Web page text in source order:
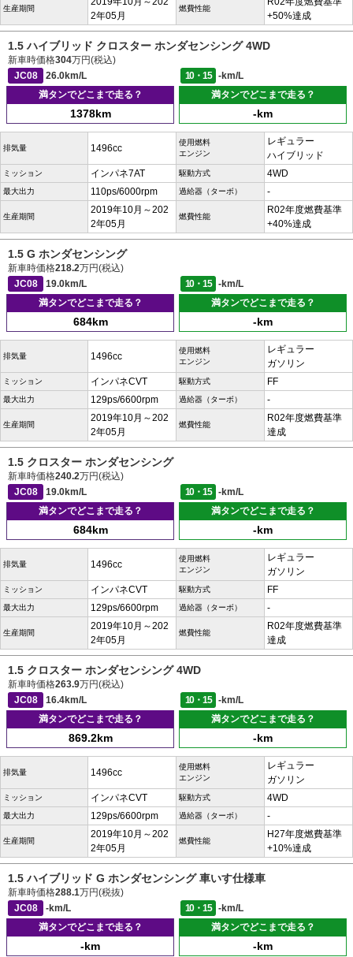
生産期間
2年05月
燃費性能
+50%達成
1.5 ハイブリッド クロスター ホンダセンシング 4WD
新車時価格304万円(税込)
JC08
26.0km/L 10・15
-km/L
満タンでどこまで走る？
1378km
満タンでどこまで走る？
-km
排気量 1496cc
使用燃料
エンジン
レギュラー
ハイブリッド
ミッション インパネ7AT 駆動方式 4WD
最大出力 110ps/6000rpm 過給器（ターボ） -
生産期間
2019年10月～202
2年05月
燃費性能
R02年度燃費基準
+40%達成
1.5 G ホンダセンシング
新車時価格218.2万円(税込)
JC08
19.0km/L 10・15
-km/L
満タンでどこまで走る？
684km
満タンでどこまで走る？
-km
排気量 1496cc
使用燃料
エンジン
レギュラー
ガソリン
ミッション インパネCVT 駆動方式 FF
最大出力 129ps/6600rpm 過給器（ターボ） -
生産期間
2019年10月～202
2年05月
燃費性能
R02年度燃費基準
達成
1.5 クロスター ホンダセンシング
新車時価格240.2万円(税込)
JC08
19.0km/L 10・15
-km/L
満タンでどこまで走る？
684km
満タンでどこまで走る？
-km
排気量 1496cc
使用燃料
エンジン
レギュラー
ガソリン
ミッション インパネCVT 駆動方式 FF
最大出力 129ps/6600rpm 過給器（ターボ） -
生産期間
2019年10月～202
2年05月
燃費性能
R02年度燃費基準
達成
1.5 クロスター ホンダセンシング 4WD
新車時価格263.9万円(税込)
JC08
16.4km/L 10・15
-km/L
満タンでどこまで走る？
869.2km
満タンでどこまで走る？
-km
排気量 1496cc
使用燃料
エンジン
レギュラー
ガソリン
ミッション インパネCVT 駆動方式 4WD
最大出力 129ps/6600rpm 過給器（ターボ） -
生産期間
2019年10月～202
2年05月
燃費性能
H27年度燃費基準
+10%達成
1.5 ハイブリッド G ホンダセンシング 車いす仕様車
新車時価格288.1万円(税抜)
JC08
-km/L 10・15
-km/L
満タンでどこまで走る？
-km
満タンでどこまで走る？
-km